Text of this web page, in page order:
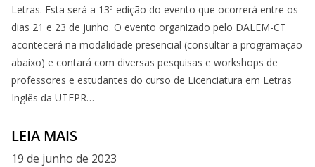
Letras. Esta será a 13ª edição do evento que ocorrerá entre os
dias 21 e 23 de junho. O evento organizado pelo DALEM-CT
acontecerá na modalidade presencial (consultar a programação
abaixo) e contará com diversas pesquisas e workshops de
professores e estudantes do curso de Licenciatura em Letras
Inglês da UTFPR…
LEIA MAIS
19 de junho de 2023